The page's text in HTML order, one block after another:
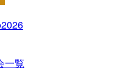
一覧